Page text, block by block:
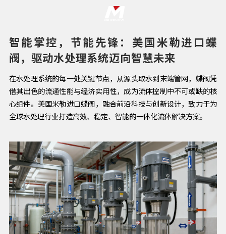
智能掌控，节能先锋：美国米勒进口蝶
阀，驱动水处理系统迈向智慧未来
在水处理系统的每一处关键节点，从源头取水到末端管网，蝶阀凭
借其出色的流通性能与经济实用性，成为流体控制中不可或缺的核
心组件。美国米勒进口蝶阀，融合前沿科技与创新设计，致力于为
全球水处理行业打造高效、稳定、智能的一体化流体解决方案。